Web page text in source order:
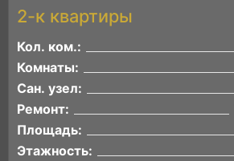
2-к квартиры
Кол. ком.:
Комнаты:
Сан. узел:
Ремонт:
Площадь:
Этажность: